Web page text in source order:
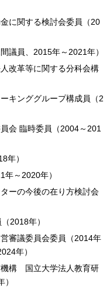
に関する検討会委員（20
議員、2015年～2021年）
改革等に関する分科会構
キンググループ構成員（2
会 臨時委員（2004～201
年）
～2020年）
ーの今後の在り方検討会
2018年）
審議委員会委員（2014年
年）
機構 国立大学法人教育研